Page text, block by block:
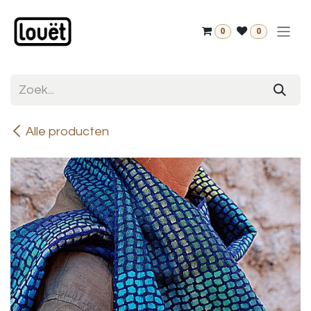
0 0
Alle producten